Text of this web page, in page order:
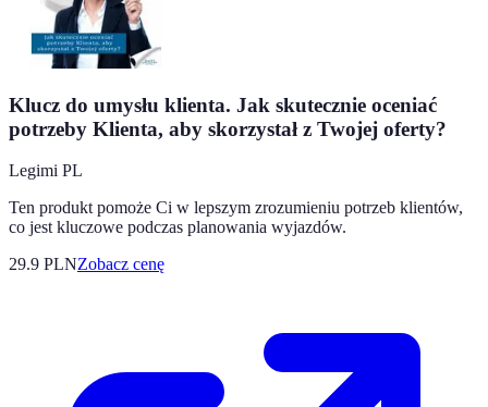
Klucz do umysłu klienta. Jak skutecznie oceniać
potrzeby Klienta, aby skorzystał z Twojej oferty?
Legimi PL
Ten produkt pomoże Ci w lepszym zrozumieniu potrzeb klientów,
co jest kluczowe podczas planowania wyjazdów.
29.9 PLNZobacz cenę